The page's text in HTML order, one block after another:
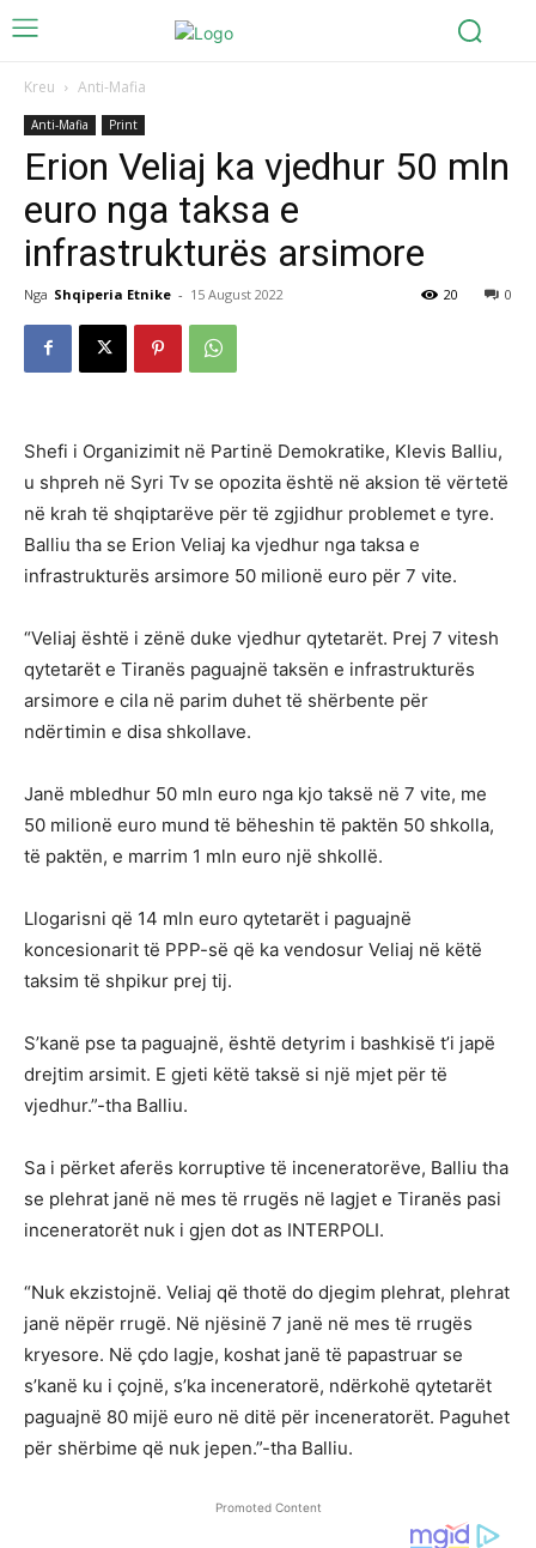
Kreu Anti-Mafia
Anti-Mafia Print
Erion Veliaj ka vjedhur 50 mln
euro nga taksa e
infrastrukturës arsimore
Nga Shqiperia Etnike - 15 August 2022 0
20
Shefi i Organizimit në Partinë Demokratike, Klevis Balliu,
u shpreh në Syri Tv se opozita është në aksion të vërtetë
në krah të shqiptarëve për të zgjidhur problemet e tyre.
Balliu tha se Erion Veliaj ka vjedhur nga taksa e
infrastrukturës arsimore 50 milionë euro për 7 vite.
“Veliaj është i zënë duke vjedhur qytetarët. Prej 7 vitesh
qytetarët e Tiranës paguajnë taksën e infrastrukturës
arsimore e cila në parim duhet të shërbente për
ndërtimin e disa shkollave.
Janë mbledhur 50 mln euro nga kjo taksë në 7 vite, me
50 milionë euro mund të bëheshin të paktën 50 shkolla,
të paktën, e marrim 1 mln euro një shkollë.
Llogarisni që 14 mln euro qytetarët i paguajnë
koncesionarit të PPP-së që ka vendosur Veliaj në këtë
taksim të shpikur prej tij.
S’kanë pse ta paguajnë, është detyrim i bashkisë t’i japë
drejtim arsimit. E gjeti këtë taksë si një mjet për të
vjedhur.”-tha Balliu.
Sa i përket aferës korruptive të inceneratorëve, Balliu tha
se plehrat janë në mes të rrugës në lagjet e Tiranës pasi
inceneratorët nuk i gjen dot as INTERPOLI.
“Nuk ekzistojnë. Veliaj që thotë do djegim plehrat, plehrat
janë nëpër rrugë. Në njësinë 7 janë në mes të rrugës
kryesore. Në çdo lagje, koshat janë të papastruar se
s’kanë ku i çojnë, s’ka inceneratorë, ndërkohë qytetarët
paguajnë 80 mijë euro në ditë për inceneratorët. Paguhet
për shërbime që nuk jepen.”-tha Balliu.
Promoted Content